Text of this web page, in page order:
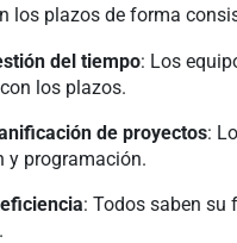
los plazos de forma
del tiempo: Los
los plazos.
de proyectos:
y programación.
: Todos saben su